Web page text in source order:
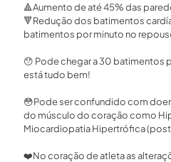
🔺Aumento de até 45% das
🔻Redução dos batimentos
batimentos por minuto no
😯 Pode chegar a 30 batimentos
está tudo bem! ⁣
😳Pode ser confundido com
do músculo do coração como
Miocardiopatia Hipertrófica (post
❤️No coração de atleta as